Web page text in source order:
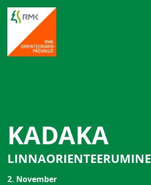
KADAKA
LINNAORIENTEERUMINE
2. November